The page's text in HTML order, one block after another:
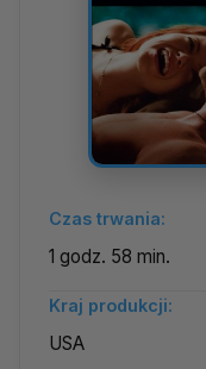
Czas trwania:
1 godz. 58 min.
Kraj produkcji:
USA